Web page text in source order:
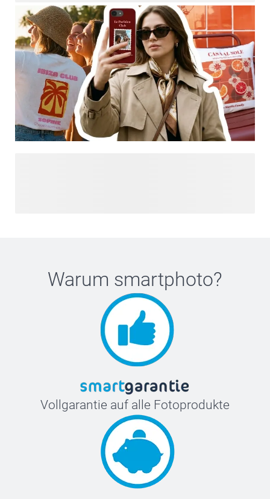
Sie lieben werden, veredelt sind.
Warum smartphoto?
Vollgarantie auf alle Fotoprodukte